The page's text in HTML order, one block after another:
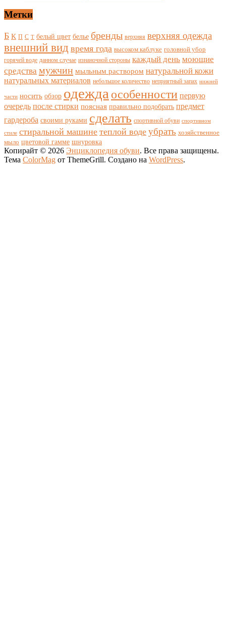
Метки
Б К П С Т белый цвет белье бренды верхняя верхняя одежда
внешний вид время года высоком каблуке головной убор
горячей воде данном случае изнаночной стороны каждый день моющие
средства мужчин мыльным раствором натуральной кожи
натуральных материалов небольшое количество неприятный запах нижней
части носить обзор одежда особенности первую
очередь после стирки поясная правильно подобрать предмет
гардероба своими руками сделать спортивной обуви спортивном
стиле стиральной машине теплой воде убрать хозяйственное
мыло цветовой гамме шнуровка
Копирайт © 2026 Энциклопедия обуви. Все права защищены.
Тема ColorMag от ThemeGrill. Создано на WordPress.